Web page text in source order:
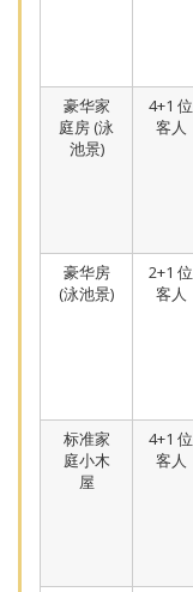
豪华家
庭房 (泳
池景)
4+1 位
客人
豪华房
(泳池景)
2+1 位
客人
标准家
庭小木
屋
4+1 位
客人